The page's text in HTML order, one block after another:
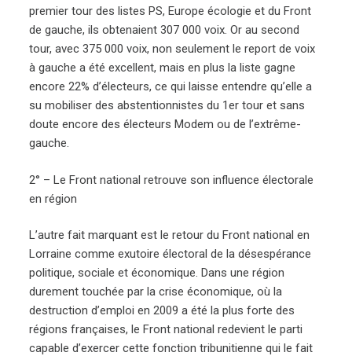
premier tour des listes PS, Europe écologie et du Front
de gauche, ils obtenaient 307 000 voix. Or au second
tour, avec 375 000 voix, non seulement le report de voix
à gauche a été excellent, mais en plus la liste gagne
encore 22% d’électeurs, ce qui laisse entendre qu’elle a
su mobiliser des abstentionnistes du 1er tour et sans
doute encore des électeurs Modem ou de l’extrême-
gauche.
2° – Le Front national retrouve son influence électorale
en région
L’autre fait marquant est le retour du Front national en
Lorraine comme exutoire électoral de la désespérance
politique, sociale et économique. Dans une région
durement touchée par la crise économique, où la
destruction d’emploi en 2009 a été la plus forte des
régions françaises, le Front national redevient le parti
capable d’exercer cette fonction tribunitienne qui le fait